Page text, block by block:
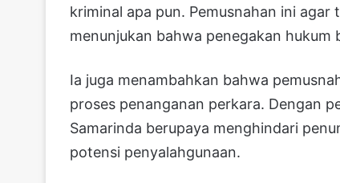
kriminal apa pun. Pemusnahan ini
menunjukan bahwa penegakan hukum
Ia juga menambahkan bahwa
proses penanganan perkara. Dengan
Samarinda berupaya menghindari
potensi penyalahgunaan.